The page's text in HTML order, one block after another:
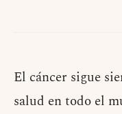
El cáncer sigue
salud en todo el